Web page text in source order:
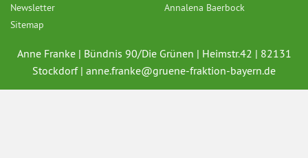
Newsletter
Sitemap
Annalena Baerbock
Anne Franke | Bündnis 90/Die Grünen | Heimstr.42 | 82131
Stockdorf | anne.franke@gruene-fraktion-bayern.de